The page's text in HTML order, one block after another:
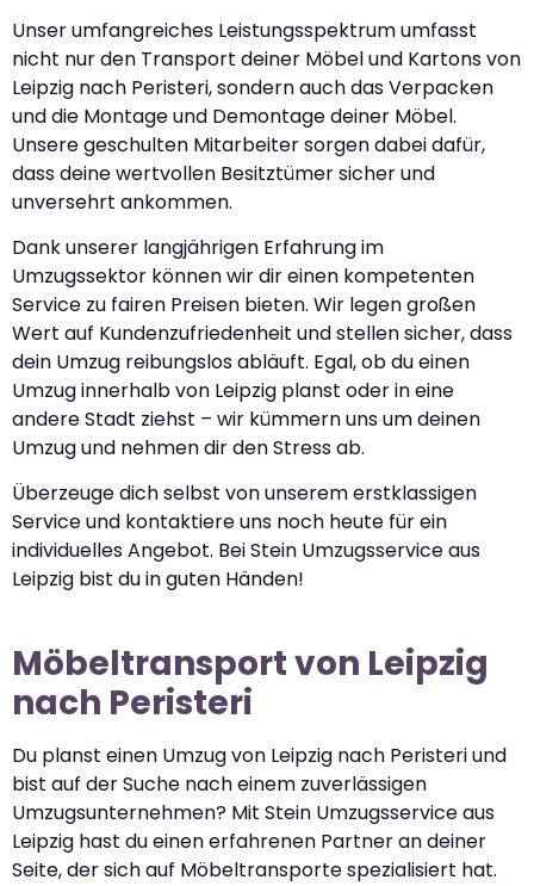
Unser umfangreiches Leistungsspektrum umfasst
nicht nur den Transport deiner Möbel und Kartons von
Leipzig nach Peristeri, sondern auch das Verpacken
und die Montage und Demontage deiner Möbel.
Unsere geschulten Mitarbeiter sorgen dabei dafür,
dass deine wertvollen Besitztümer sicher und
unversehrt ankommen.
Dank unserer langjährigen Erfahrung im
Umzugssektor können wir dir einen kompetenten
Service zu fairen Preisen bieten. Wir legen großen
Wert auf Kundenzufriedenheit und stellen sicher, dass
dein Umzug reibungslos abläuft. Egal, ob du einen
Umzug innerhalb von Leipzig planst oder in eine
andere Stadt ziehst – wir kümmern uns um deinen
Umzug und nehmen dir den Stress ab.
Überzeuge dich selbst von unserem erstklassigen
Service und kontaktiere uns noch heute für ein
individuelles Angebot. Bei Stein Umzugsservice aus
Leipzig bist du in guten Händen!
Möbeltransport von Leipzig
nach Peristeri
Du planst einen Umzug von Leipzig nach Peristeri und
bist auf der Suche nach einem zuverlässigen
Umzugsunternehmen? Mit Stein Umzugsservice aus
Leipzig hast du einen erfahrenen Partner an deiner
Seite, der sich auf Möbeltransporte spezialisiert hat.